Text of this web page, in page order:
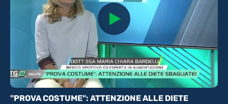
"PROVA COSTUME": ATTENZIONE ALLE DIETE